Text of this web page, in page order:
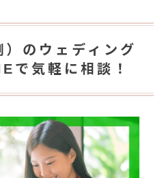
のウェディング
で気軽に相談！